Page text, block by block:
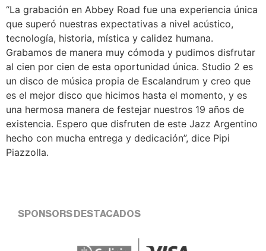
“La grabación en Abbey Road fue una experiencia única
que superó nuestras expectativas a nivel acústico,
tecnología, historia, mística y calidez humana.
Grabamos de manera muy cómoda y pudimos disfrutar
al cien por cien de esta oportunidad única. Studio 2 es
un disco de música propia de Escalandrum y creo que
es el mejor disco que hicimos hasta el momento, y es
una hermosa manera de festejar nuestros 19 años de
existencia. Espero que disfruten de este Jazz Argentino
hecho con mucha entrega y dedicación”, dice Pipi
Piazzolla.
SPONSORS DESTACADOS